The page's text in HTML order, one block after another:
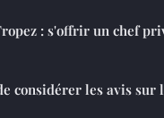
: s'offrir un chef
considérer les avis sur